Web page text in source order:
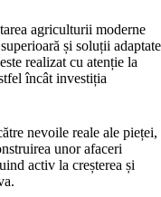
agriculturii moderne
și soluții adaptate
realizat cu atenție la
încât investiția
nevoile reale ale pieței,
unor afaceri
activ la creșterea și